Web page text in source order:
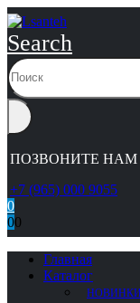
Search
ПОЗВОНИТЕ НАМ
+7 (965) 000 9055
0
00
Главная
Каталог
НОВИНКИ